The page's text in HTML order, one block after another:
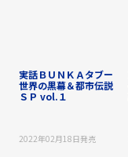
実話ＢＵＮＫＡタブー
世界の黒幕＆都市伝説
ＳＰ vol.１
2022年02月18日発売